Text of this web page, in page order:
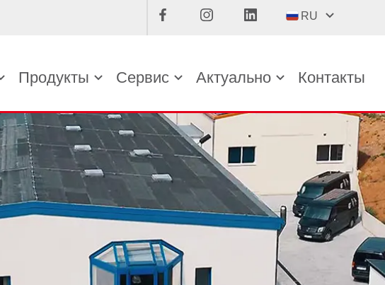
RU
Продукты Сервис Актуально Контакты